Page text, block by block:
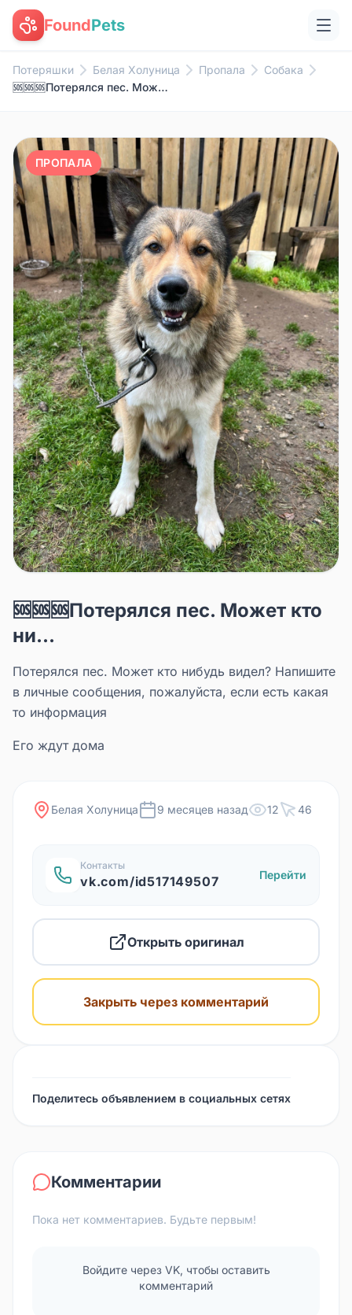
FoundPets
Потеряшки Белая Холуница Пропала
Собака
🆘🆘🆘Потерялся пес. Может кто ни...
ПРОПАЛА
🆘🆘🆘Потерялся пес. Может кто
ни...
Потерялся пес. Может кто нибудь видел? Напишите
в личные сообщения, пожалуйста, если есть какая
то информация
Его ждут дома
Белая Холуница 9 месяцев назад 12 46
Контакты
vk.com/id517149507 Перейти
Открыть оригинал
Закрыть через комментарий
Поделитесь объявлением в социальных сетях
Комментарии
Пока нет комментариев. Будьте первым!
Войдите через VK, чтобы оставить
комментарий